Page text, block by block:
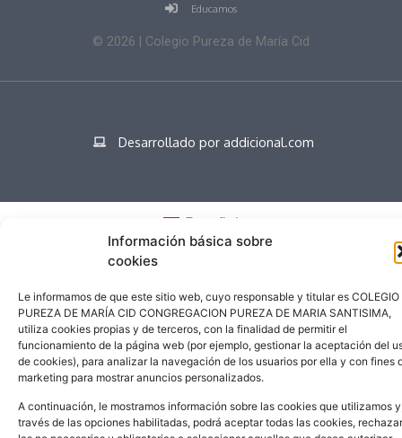
Información básica sobre
cookies
Le informamos de que este sitio web, cuyo responsable y titular es COLEGIO
PUREZA DE MARÍA CID CONGREGACION PUREZA DE MARIA SANTISIMA,
utiliza cookies propias y de terceros, con la finalidad de permitir el
funcionamiento de la página web (por ejemplo, gestionar la aceptación del
de cookies), para analizar la navegación de los usuarios por ella y con fines
marketing para mostrar anuncios personalizados.
A continuación, le mostramos información sobre las cookies que utilizamos
través de las opciones habilitadas, podrá aceptar todas las cookies, rechazar
Educamos
© 2026 | Colegio Pureza de María Cid
Desarrollado por addicional.com
Español